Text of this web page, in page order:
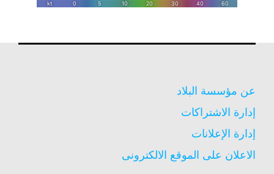
عن مؤسسة البلاد
إدارة الاشتراكات
إدارة الإعلانات
الاعلان على الموقع الالكترونى